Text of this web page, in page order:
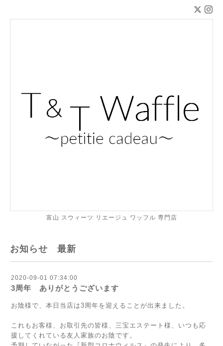
富山 スウィーツ リエージュ ワッフル 専門店
お知らせ 最新
2020-09-01 07:34:00
3周年 ありがとうございます
お陰様で、本日当店は3周年を迎えることが出来ました。
これもお客様、お取引先の皆様、三宝エステート様、いつも応
援してくれている友人家族のお陰です。